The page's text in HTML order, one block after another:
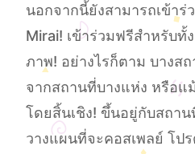
นอกจากนี้ยังสามารถเข้าร่
Mirai! เข้าร่วมฟรีสําหรับทั้
ภาพ! อย่างไรก็ตาม บางส
จากสถานที่บางแห่ง หรือแ
โดยสิ้นเชิง! ขึ้นอยู่กับสถา
วางแผนที่จะคอสเพลย์ โป